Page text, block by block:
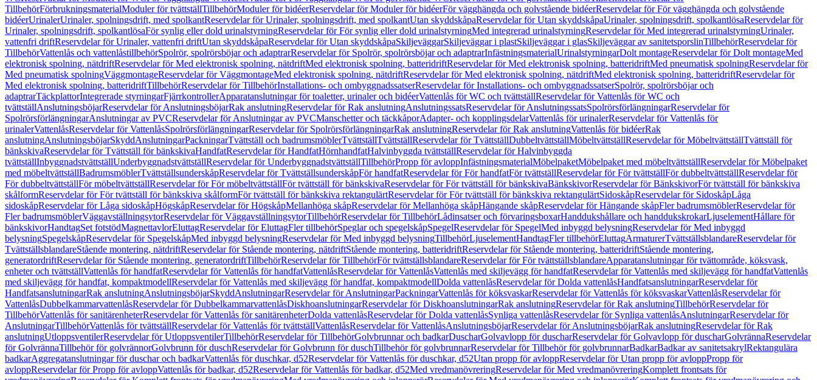
TillbehörFörbrukningsmaterialModuler för tvättställTillbehörModuler för bidéerReservdelar för Moduler för bidéerFör vägghängda och golvstående bidéerReservdelar för För vägghängda och golvstående
bidéerUrinalerUrinaler, spolningsdrift, med spolkantReservdelar för Urinaler, spolningsdrift, med spolkantUtan skyddskåpaReservdelar för Utan skyddskåpaUrinaler, spolningsdrift, spolkantlösaReservdelar för
Urinaler, spolningsdrift, spolkantlösaFör synlig eller dold urinalstyrningReservdelar för För synlig eller dold urinalstyrningMed integrerad urinalstyrningReservdelar för Med integrerad urinalstyrningUrinaler,
vattenfri driftReservdelar för Urinaler, vattenfri driftUtan skyddskåpaReservdelar för Utan skyddskåpaSkiljeväggarSkiljeväggar i plastSkiljeväggar i glasSkiljeväggar av sanitetsporslinTillbehörReservdelar för
TillbehörVattenlås och vattenlåstillbehörSpolrör, spolrörsböjar och adaptrarReservdelar för Spolrör, spolrörsböjar och adaptrarInfästningsmaterialUrinalstyrningarDolt montageReservdelar för Dolt montageMed
elektronisk spolning, nätdriftReservdelar för Med elektronisk spolning, nätdriftMed elektronisk spolning, batteridriftReservdelar för Med elektronisk spolning, batteridriftMed pneumatisk spolningReservdelar för
Med pneumatisk spolningVäggmontageReservdelar för VäggmontageMed elektronisk spolning, nätdriftReservdelar för Med elektronisk spolning, nätdriftMed elektronisk spolning, batteridriftReservdelar för
Med elektronisk spolning, batteridriftTillbehörReservdelar för TillbehörInstallations- och ombyggnadssatserReservdelar för Installations- och ombyggnadssatserSpolrör, spolrörsböjar och
adaptrarTäckplattorIntegrerade styrningarFjärrkontrollerApparatanslutningar för toaletter, urinaler och bidéerVattenlås för WC och tvättställReservdelar för Vattenlås för WC och
tvättställAnslutningsböjarReservdelar för AnslutningsböjarRak anslutningReservdelar för Rak anslutningAnslutningssatsReservdelar för AnslutningssatsSpolrörsförlängningarReservdelar för
SpolrörsförlängningarAnslutningar av PVCReservdelar för Anslutningar av PVCManschetter och täckkåporAdapter- och kopplingsdelarVattenlås för urinalerReservdelar för Vattenlås för
urinalerVattenlåsReservdelar för VattenlåsSpolrörsförlängningarReservdelar för SpolrörsförlängningarRak anslutningReservdelar för Rak anslutningVattenlås för bidéerRak
anslutningAnslutningsböjarSkyddAnslutningarPackningarTvättställ och badrumsmöblerTvättställTvättställReservdelar för TvättställDubbeltvättställMöbeltvättställReservdelar för MöbeltvättställTvättställ för
bänkskivaReservdelar för Tvättställ för bänkskivaHandfatReservdelar för HandfatHörnhandfatHalvinbyggda tvättställReservdelar för Halvinbyggda
tvättställInbyggnadstvättställUnderbyggnadstvättställReservdelar för UnderbyggnadstvättställTillbehörPropp för avloppInfästningsmaterialMöbelpaketMöbelpaket med möbeltvättställReservdelar för Möbelpaket
med möbeltvättställBadrumsmöblerTvättställsunderskåpReservdelar för TvättställsunderskåpFör handfatReservdelar för För handfatFör tvättställReservdelar för För tvättställFör dubbeltvättställReservdelar för
För dubbeltvättställFör möbeltvättställReservdelar för För möbeltvättställFör tvättställ för bänkskivaReservdelar för För tvättställ för bänkskivaBänkskivorReservdelar för BänkskivorFör tvättställ för bänkskiva
skålformReservdelar för För tvättställ för bänkskiva skålformFör tvättställ för bänkskiva rektangulärtReservdelar för För tvättställ för bänkskiva rektangulärtSidoskåpReservdelar för SidoskåpLåga
sidoskåpReservdelar för Låga sidoskåpHögskåpReservdelar för HögskåpMellanhöga skåpReservdelar för Mellanhöga skåpHängande skåpReservdelar för Hängande skåpFler badrumsmöblerReservdelar för
Fler badrumsmöblerVäggavställningsytorReservdelar för VäggavställningsytorTillbehörReservdelar för TillbehörLådinsatser och förvaringsboxarHanddukshållare och handdukskrokarLjuselementHållare för
bänkskivorHandtagSet fotstödMagnettavlorEluttagReservdelar för EluttagFler tillbehörSpeglar och spegelskåpSpegelReservdelar för SpegelMed inbyggd belysningReservdelar för Med inbyggd
belysningSpegelskåpReservdelar för SpegelskåpMed inbyggd belysningReservdelar för Med inbyggd belysningTillbehörLjuselementHandtagFler tillbehörEluttagArmaturerTvättställsblandareReservdelar för
TvättställsblandareStående montering, nätdriftReservdelar för Stående montering, nätdriftStående montering, batteridriftReservdelar för Stående montering, batteridriftStående montering,
generatordriftReservdelar för Stående montering, generatordriftTillbehörReservdelar för TillbehörFör tvättställsblandareReservdelar för För tvättställsblandareApparatanslutningar för tvättområde, köksvask,
enheter och tvättställVattenlås för handfatReservdelar för Vattenlås för handfatVattenlåsReservdelar för VattenlåsVattenlås med skiljevägg för handfatReservdelar för Vattenlås med skiljevägg för handfatVattenlås
med skiljevägg för handfat, kompaktmodellReservdelar för Vattenlås med skiljevägg för handfat, kompaktmodellDolda vattenlåsReservdelar för Dolda vattenlåsHandfatsanslutningarReservdelar för
HandfatsanslutningarRak anslutningAnslutningsböjarSkyddAnslutningarReservdelar för AnslutningarPackningarVattenlås för köksvaskarReservdelar för Vattenlås för köksvaskarVattenlåsReservdelar för
VattenlåsDubbelkammarvattenlåsReservdelar för DubbelkammarvattenlåsDiskhoanslutningarReservdelar för DiskhoanslutningarRak anslutningReservdelar för Rak anslutningTillbehörReservdelar för
TillbehörVattenlås för sanitärenheterReservdelar för Vattenlås för sanitärenheterDolda vattenlåsReservdelar för Dolda vattenlåsSynliga vattenlåsReservdelar för Synliga vattenlåsAnslutningarReservdelar för
AnslutningarTillbehörVattenlås för tvättställReservdelar för Vattenlås för tvättställVattenlåsReservdelar för VattenlåsAnslutningsböjarReservdelar för AnslutningsböjarRak anslutningReservdelar för Rak
anslutningUtloppsventilerReservdelar för UtloppsventilerTillbehörReservdelar för TillbehörGolvbrunnar och badkarDuscharGolvavlopp för duscharReservdelar för Golvavlopp för duscharGolvrännaReservdelar
för GolvrännaTillbehör för golvrännorGolvbrunn för duschReservdelar för Golvbrunn för duschTillbehör för golvbrunnarReservdelar för Tillbehör för golvbrunnarBadkarBadkar av sanitetsakrylRektangulära
badkarAggregatanslutningar för duschar och badkarVattenlås för duschkar, d52Reservdelar för Vattenlås för duschkar, d52Utan propp för avloppReservdelar för Utan propp för avloppPropp för
avloppReservdelar för Propp för avloppVattenlås för badkar, d52Reservdelar för Vattenlås för badkar, d52Med vredmanövreringReservdelar för Med vredmanövreringKomplett frontsats för